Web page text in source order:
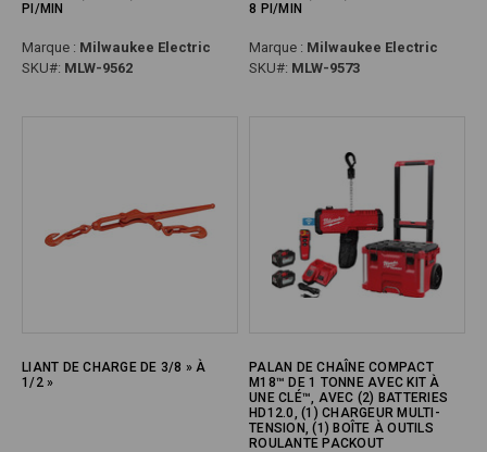
PI/MIN
Marque : Milwaukee Electric
SKU#: MLW-9562
8 PI/MIN
Marque : Milwaukee Electric
SKU#: MLW-9573
LIANT DE CHARGE DE 3/8 » À
1/2 »
PALAN DE CHAÎNE COMPACT
M18™ DE 1 TONNE AVEC KIT À
UNE CLÉ™, AVEC (2) BATTERIES
HD12.0, (1) CHARGEUR MULTI-
TENSION, (1) BOÎTE À OUTILS
ROULANTE PACKOUT